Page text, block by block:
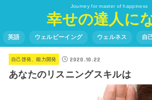
Journey for master of happiness
幸せの達人に
英語 ウェルビーイング ウェルネス 自
自己啓発、能力開発 2020.10.22
あなたのリスニングスキルは